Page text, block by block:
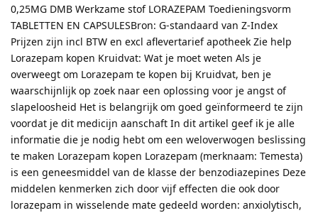
0,25MG DMB Werkzame stof LORAZEPAM Toedieningsvorm
TABLETTEN EN CAPSULESBron: G-standaard van Z-Index
Prijzen zijn incl BTW en excl aflevertarief apotheek Zie help
Lorazepam kopen Kruidvat: Wat je moet weten Als je
overweegt om Lorazepam te kopen bij Kruidvat, ben je
waarschijnlijk op zoek naar een oplossing voor je angst of
slapeloosheid Het is belangrijk om goed geïnformeerd te zijn
voordat je dit medicijn aanschaft In dit artikel geef ik je alle
informatie die je nodig hebt om een weloverwogen beslissing
te maken Lorazepam kopen Lorazepam (merknaam: Temesta)
is een geneesmiddel van de klasse der benzodiazepines Deze
middelen kenmerken zich door vijf effecten die ook door
lorazepam in wisselende mate gedeeld worden: anxiolytisch,